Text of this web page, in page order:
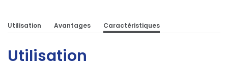
Utilisation Avantages Caractéristiques
Utilisation